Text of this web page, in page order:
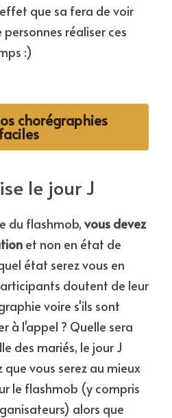
que sa fera de voir
réaliser ces
:)
chorégraphies
le jour J
du flashmob, vous devez
et non en état de
état serez vous en
doutent de leur
voire s'ils sont
à l'appel ? Quelle sera
des mariés, le jour J
que vous serez au mieux
le flashmob (y compris
alors que